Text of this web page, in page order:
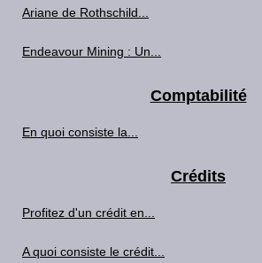
Ariane de Rothschild...
Endeavour Mining : Un...
Comptabilité
En quoi consiste la...
Crédits
Profitez d'un crédit en...
A quoi consiste le crédit...